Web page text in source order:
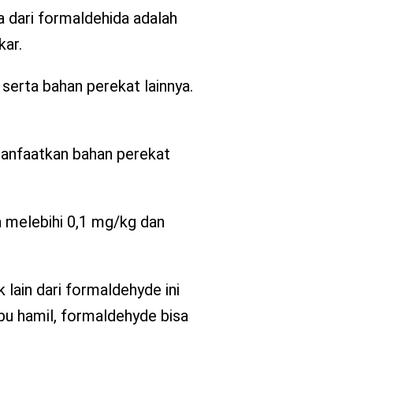
dari formaldehida adalah
bahan perekat lainnya.
bahan perekat
0,1 mg/kg dan
lain dari formaldehyde ini
hamil, formaldehyde bisa